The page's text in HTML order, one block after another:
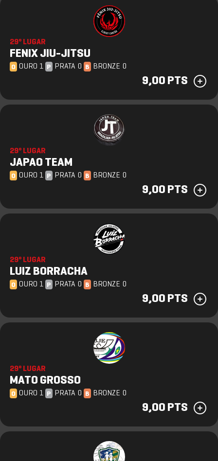
29º LUGAR
FENIX JIU-JITSU
O OURO 1 P PRATA 0 B BRONZE 0
9,00 PTS
29º LUGAR
JAPAO TEAM
O OURO 1 P PRATA 0 B BRONZE 0
9,00 PTS
29º LUGAR
LUIZ BORRACHA
O OURO 1 P PRATA 0 B BRONZE 0
9,00 PTS
29º LUGAR
MATO GROSSO
O OURO 1 P PRATA 0 B BRONZE 0
9,00 PTS